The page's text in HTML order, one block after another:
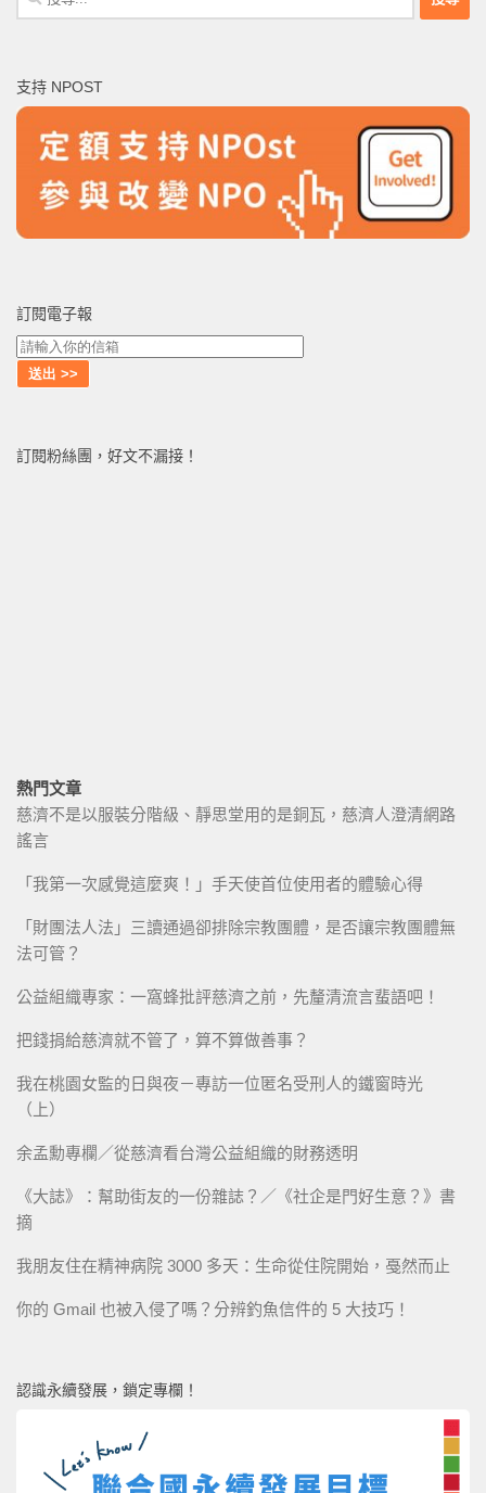
尋
字:
支持 NPOST
訂閱電子報
訂閱粉絲團，好文不漏接！
熱門文章
慈濟不是以服裝分階級、靜思堂用的是銅瓦，慈濟人澄清網路
謠言
「我第一次感覺這麼爽！」手天使首位使用者的體驗心得
「財團法人法」三讀通過卻排除宗教團體，是否讓宗教團體無
法可管？
公益組織專家：一窩蜂批評慈濟之前，先釐清流言蜚語吧！
把錢捐給慈濟就不管了，算不算做善事？
我在桃園女監的日與夜－專訪一位匿名受刑人的鐵窗時光
（上）
余孟勳專欄／從慈濟看台灣公益組織的財務透明
《大誌》：幫助街友的一份雜誌？／《社企是門好生意？》書
摘
我朋友住在精神病院 3000 多天：生命從住院開始，戞然而止
你的 Gmail 也被入侵了嗎？分辨釣魚信件的 5 大技巧！
認識永續發展，鎖定專欄！